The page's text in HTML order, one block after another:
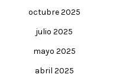
octubre 2025
julio 2025
mayo 2025
abril 2025